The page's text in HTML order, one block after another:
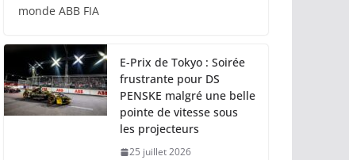
monde ABB FIA
E-Prix de Tokyo : Soirée
frustrante pour DS
PENSKE malgré une belle
pointe de vitesse sous
les projecteurs
25 juillet 2026